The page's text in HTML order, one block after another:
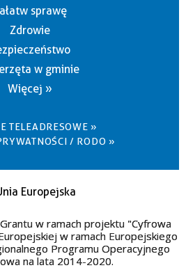
sprawę
Zdrowie
w gminie
Więcej »
TELEADRESOWE »
/ RODO »
w ramach projektu "Cyfrowa
w ramach Europejskiego
Programu Operacyjnego
na lata 2014-2020.